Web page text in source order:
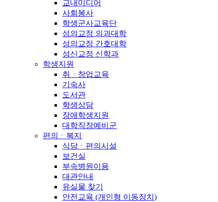
교내미디어
사회봉사
학생군사교육단
성의교정 의과대학
성의교정 간호대학
성신교정 신학과
학생지원
취ㆍ창업교육
기숙사
도서관
학생상담
장애학생지원
대학직장예비군
편의ㆍ복지
식당ㆍ편의시설
보건실
부속병원이용
대관안내
유실물 찾기
안전교육 (개인형 이동장치)